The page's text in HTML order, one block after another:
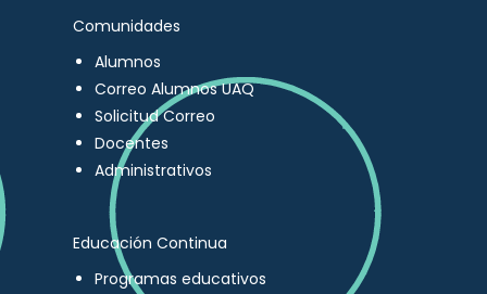
Comunidades
Alumnos
Correo Alumnos UAQ
Solicitud Correo
Docentes
Administrativos
Educación Continua
Programas educativos